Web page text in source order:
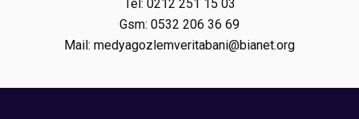
Tel: 0212 251 15 03
Gsm: 0532 206 36 69
Mail: medyagozlemveritabani@bianet.org